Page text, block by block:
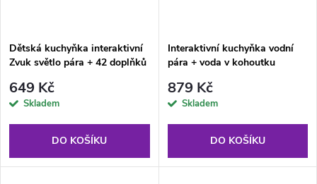
Dětská kuchyňka interaktivní
Zvuk světlo pára + 42 doplňků
649 Kč
Skladem
DO KOŠÍKU
Interaktivní kuchyňka vodní
pára + voda v kohoutku
879 Kč
Skladem
DO KOŠÍKU